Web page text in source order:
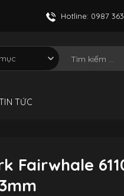
Hotline: 0987
kiếm:
TỨC
Fairwhale